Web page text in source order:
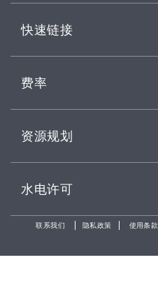
快速链接
费率
资源规划
水电许可
联系我们 隐私政策 使用条款